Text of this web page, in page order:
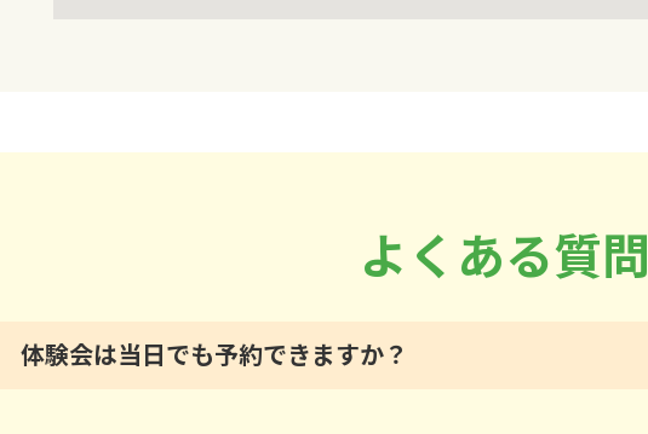
よくある質問
体験会は当日でも予約できますか？